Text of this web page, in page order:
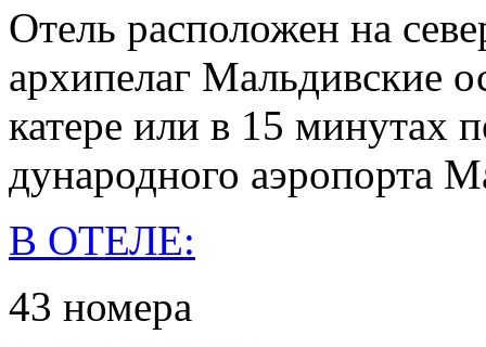
Отель рас­по­ложен на
ар­хи­пелаг Маль­дивс­кие
ка­тере или в 15 ми­нутах
ду­народ­но­го аэро­пор­та
В ОТЕЛЕ:
43 но­мера